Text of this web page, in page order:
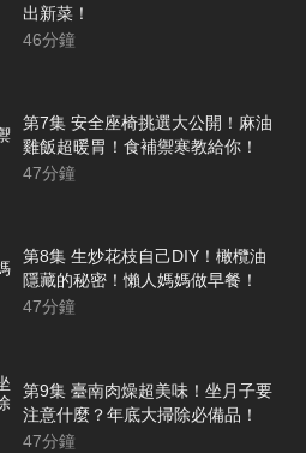
出新菜！
46分鐘
第7集 安全座椅挑選大公開！麻油
雞飯超暖胃！食補禦寒教給你！
47分鐘
第8集 生炒花枝自己DIY！橄欖油
隱藏的秘密！懶人媽媽做早餐！
47分鐘
第9集 臺南肉燥超美味！坐月子要
注意什麼？年底大掃除必備品！
47分鐘